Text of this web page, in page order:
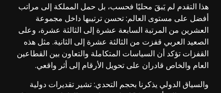
هذا التقدم لم يَبقَ محليًا فحسب، بل حمل المملكة إلى مراتب
أفضل على مستوى العالم: تحسن ترتيبها داخل مجموعة
العشرين من المرتبة السابعة عشرة إلى الثالثة عشرة، وعلى
الصعيد العربي قفزت من الثالثة عشرة إلى الثانية. مثل هذه
القفزات تؤكد أن السياسات المتكاملة والتعاون بين القطاعين
العام والخاص قادران على تحويل الأرقام إلى أثر واقعي.
والسياق الدولي يذكرنا بحجم التحدي: تشير تقديرات دولية